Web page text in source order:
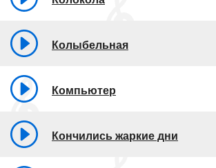
Колыбельная
Компьютер
Кончились жаркие дни